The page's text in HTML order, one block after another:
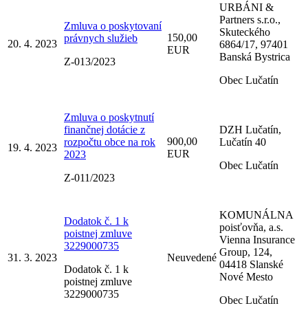
20. 4. 2023
Zmluva o poskytovaní
právnych služieb
Z-013/2023
150,00
EUR
URBÁNI &
Partners s.r.o.,
Skuteckého
6864/17, 97401
Banská Bystrica
Obec Lučatín
19. 4. 2023
Zmluva o poskytnutí
finančnej dotácie z
rozpočtu obce na rok
2023
Z-011/2023
900,00
EUR
DZH Lučatín,
Lučatín 40
Obec Lučatín
31. 3. 2023
Dodatok č. 1 k
poistnej zmluve
3229000735
Dodatok č. 1 k
poistnej zmluve
3229000735
Neuvedené
KOMUNÁLNA
poisťovňa, a.s.
Vienna Insurance
Group, 124,
04418 Slanské
Nové Mesto
Obec Lučatín